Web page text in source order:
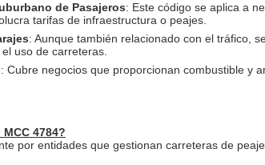
de Pasajeros: Este código se aplica a
tarifas de infraestructura o peajes.
: Aunque también relacionado con el tráfico,
uso de carreteras.
: Cubre negocios que proporcionan combustible y
4784?
por entidades que gestionan carreteras de